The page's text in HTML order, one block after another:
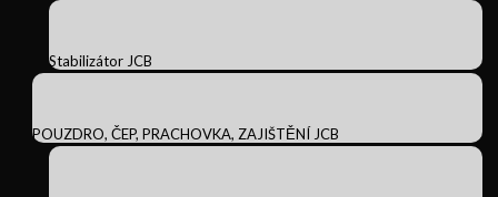
Stabilizátor JCB
POUZDRO, ČEP, PRACHOVKA, ZAJIŠTĚNÍ JCB